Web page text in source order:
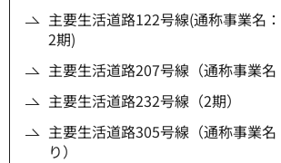
主要生活道路122号線(通称事業名
2期)
主要生活道路207号線（通称事業名
主要生活道路232号線（2期）
主要生活道路305号線（通称事業
り）